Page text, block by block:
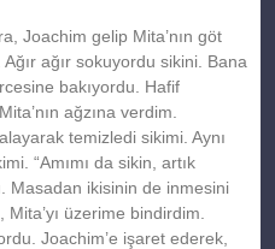
Joachim gelip Mita’nın göt
ağır sokuyordu sikini. Bana
bakıyordu. Hafif
ağzına verdim.
temizledi sikimi. Aynı
“Amımı da sikin, artık
Masadan ikisinin de inmesini
üzerime bindirdim.
Joachim’e işaret ederek,